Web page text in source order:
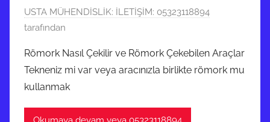
1
4
a
z
i
r
USTA MÜHENDİSLİK: İLETİŞİM: 05323118894
tarafından
Römork Nasıl Çekilir ve Römork Çekebilen Araçlar
Tekneniz mi var veya aracınızla birlikte römork mu
kullanmak